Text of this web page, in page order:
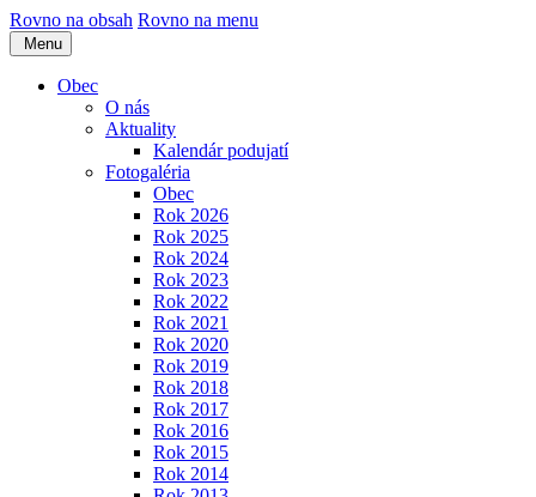
Rovno na obsah Rovno na menu
Menu
Obec
O nás
Aktuality
Kalendár podujatí
Fotogaléria
Obec
Rok 2026
Rok 2025
Rok 2024
Rok 2023
Rok 2022
Rok 2021
Rok 2020
Rok 2019
Rok 2018
Rok 2017
Rok 2016
Rok 2015
Rok 2014